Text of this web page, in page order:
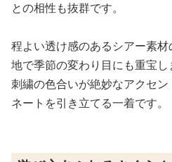
との相性も抜群です。
程よい透け感のあるシアー素
地で季節の変わり目にも重宝し
刺繍の色合いが絶妙なアクセ
ネートを引き立てる一着です。